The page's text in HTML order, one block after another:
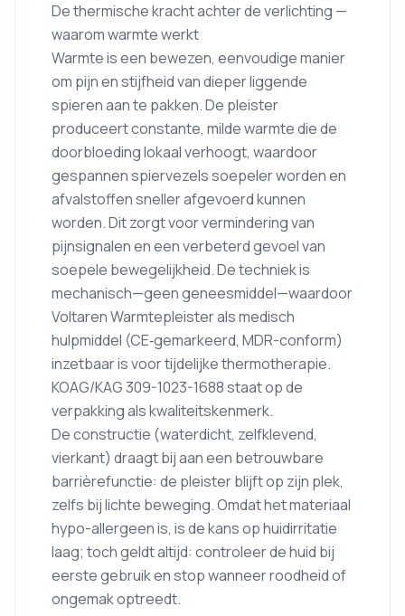
De thermische kracht achter de verlichting —
waarom warmte werkt
Warmte is een bewezen, eenvoudige manier
om pijn en stijfheid van dieper liggende
spieren aan te pakken. De pleister
produceert constante, milde warmte die de
doorbloeding lokaal verhoogt, waardoor
gespannen spiervezels soepeler worden en
afvalstoffen sneller afgevoerd kunnen
worden. Dit zorgt voor vermindering van
pijnsignalen en een verbeterd gevoel van
soepele bewegelijkheid. De techniek is
mechanisch—geen geneesmiddel—waardoor
Voltaren Warmtepleister als medisch
hulpmiddel (CE‑gemarkeerd, MDR-conform)
inzetbaar is voor tijdelijke thermotherapie.
KOAG/KAG 309-1023-1688 staat op de
verpakking als kwaliteitskenmerk.
De constructie (waterdicht, zelfklevend,
vierkant) draagt bij aan een betrouwbare
barrièrefunctie: de pleister blijft op zijn plek,
zelfs bij lichte beweging. Omdat het materiaal
hypo-allergeen is, is de kans op huidirritatie
laag; toch geldt altijd: controleer de huid bij
eerste gebruik en stop wanneer roodheid of
ongemak optreedt.